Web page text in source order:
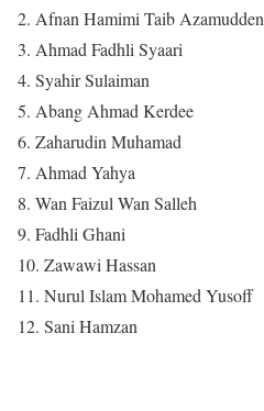
2. Afnan Hamimi Taib Azamudden
3. Ahmad Fadhli Syaari
4. Syahir Sulaiman
5. Abang Ahmad Kerdee
6. Zaharudin Muhamad
7. Ahmad Yahya
8. Wan Faizul Wan Salleh
9. Fadhli Ghani
10. Zawawi Hassan
11. Nurul Islam Mohamed Yusoff
12. Sani Hamzan